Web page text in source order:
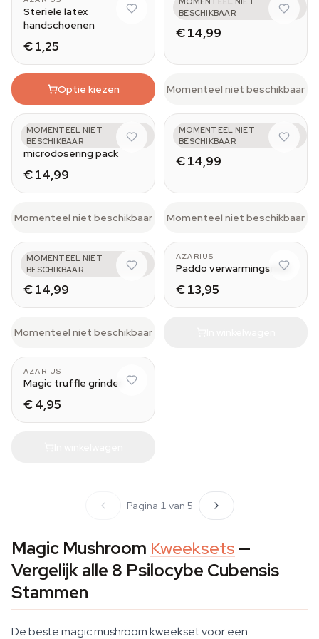
Steriele latex
handschoenen
€ 1,25
Optie kiezen
BESCHIKBAAR
Mental
€ 14,99
Momenteel niet beschikbaar
MOMENTEEL NIET
BESCHIKBAAR
AZARIUS
Emotional
microdosering pack
€ 14,99
Momenteel niet beschikbaar
MOMENTEEL NIET
BESCHIKBAAR
AZARIUS
Physical
€ 14,99
Momenteel niet beschikbaar
MOMENTEEL NIET
BESCHIKBAAR
AZARIUS
Spiritual
€ 14,99
Momenteel niet beschikbaar
AZARIUS
Paddo verwarmingsmat
€ 13,95
AZARIUS
Magic truffle grinder
€ 4,95
Pagina 1 van 5
Magic Mushroom Kweeksets —
Vergelijk alle 8 Psilocybe Cubensis
Stammen
De beste magic mushroom kweekset voor een